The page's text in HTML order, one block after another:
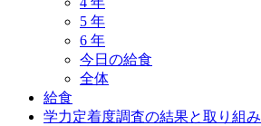
5 年
6 年
今日の給食
全体
給食
学力定着度調査の結果と取り組み